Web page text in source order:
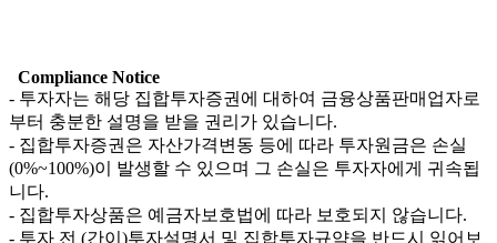
Compliance Notice
- 투자자는 해당 집합투자증권에 대하여 금융상품판매업자로
부터 충분한 설명을 받을 권리가 있습니다.
- 집합투자증권은 자산가격변동 등에 따라 투자원금은 손실
(0%~100%)이 발생할 수 있으며 그 손실은 투자자에게 귀속됩
니다.
- 집합투자상품은 예금자보호법에 따라 보호되지 않습니다.
- 투자 전 (간이)투자설명서 및 집합투자규약을 반드시 읽어보